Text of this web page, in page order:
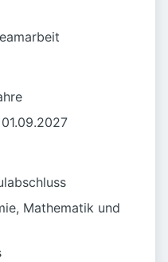
Mathematik und